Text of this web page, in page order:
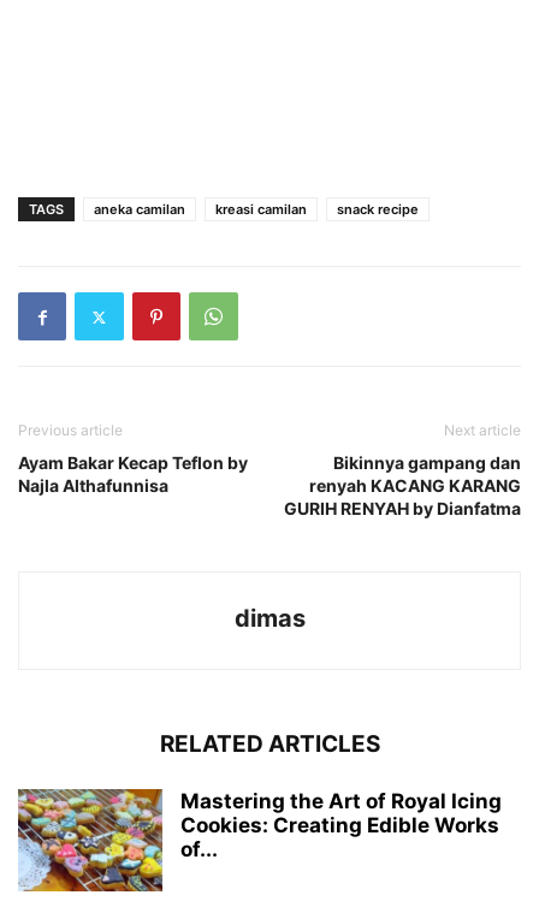
TAGS aneka camilan kreasi camilan snack recipe
Previous article
Ayam Bakar Kecap Teflon by
Najla Althafunnisa
Next article
Bikinnya gampang dan
renyah KACANG KARANG
GURIH RENYAH by Dianfatma
dimas
RELATED ARTICLES
Mastering the Art of Royal Icing
Cookies: Creating Edible Works
of...